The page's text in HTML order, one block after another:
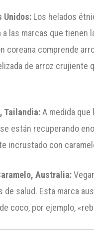
Unidos: Los helados
las marcas que
comprende
de arroz
Tailandia:A medida
están recuperando
incrustado con
Australia:
salud. Esta marca
coco, por ejemplo,